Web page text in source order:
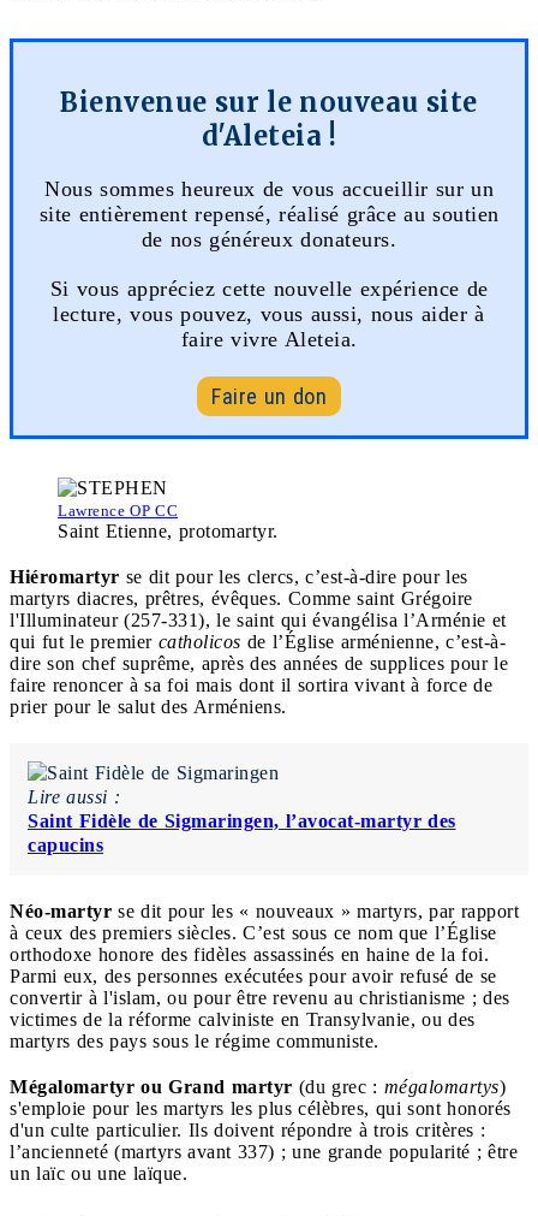
Bienvenue sur le nouveau site
d'Aleteia !
Nous sommes heureux de vous accueillir sur un
site entièrement repensé, réalisé grâce au soutien
de nos généreux donateurs.
Si vous appréciez cette nouvelle expérience de
lecture, vous pouvez, vous aussi, nous aider à
faire vivre Aleteia.
Faire un don
Lawrence OP CC
Saint Etienne, protomartyr.
Hiéromartyr se dit pour les clercs, c’est-à-dire pour les
martyrs diacres, prêtres, évêques. Comme saint Grégoire
l'Illuminateur (257-331), le saint qui évangélisa l’Arménie et
qui fut le premier catholicos de l’Église arménienne, c’est-à-
dire son chef suprême, après des années de supplices pour le
faire renoncer à sa foi mais dont il sortira vivant à force de
prier pour le salut des Arméniens.
Lire aussi :
Saint Fidèle de Sigmaringen, l’avocat-martyr des
capucins
Néo-martyr se dit pour les « nouveaux » martyrs, par rapport
à ceux des premiers siècles. C’est sous ce nom que l’Église
orthodoxe honore des fidèles assassinés en haine de la foi.
Parmi eux, des personnes exécutées pour avoir refusé de se
convertir à l'islam, ou pour être revenu au christianisme ; des
victimes de la réforme calviniste en Transylvanie, ou des
martyrs des pays sous le régime communiste.
Mégalomartyr ou Grand martyr (du grec : mégalomartys)
s'emploie pour les martyrs les plus célèbres, qui sont honorés
d'un culte particulier. Ils doivent répondre à trois critères :
l’ancienneté (martyrs avant 337) ; une grande popularité ; être
un laïc ou une laïque.